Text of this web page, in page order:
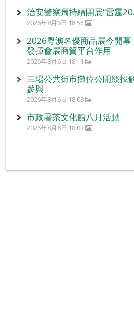
治安警察局持續開展“雷霆
2026年8月6日 18:55
2026粵澳名優商品展今開幕
發揮會展商貿平台作用
2026年8月6日 18:11
三場公共街市攤位公開競投
參與
2026年8月6日 18:09
市政署茶文化館八月活動
2026年8月6日 18:03